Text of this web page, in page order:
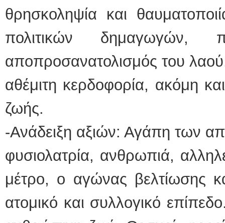
θρησκοληψία και
πολιτικών δημαγωγών,
αποπροσανατολισμός του
αθέμιτη κερδοφορία, ακόμη
ζωής.
-Ανάδειξη αξιών: Αγάπη των
φυσιολατρία, ανθρωπιά,
μέτρο, ο αγώνας βελτίωσης
ατομικό και συλλογικό